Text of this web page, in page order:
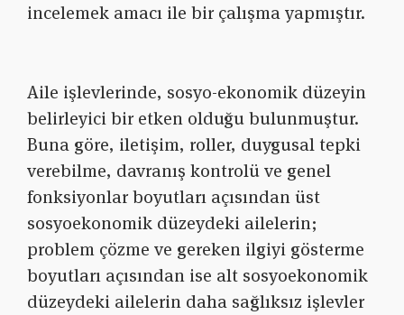
incelemek amacı ile bir çalışma yapmıştır.
Aile işlevlerinde, sosyo-ekonomik düzeyin
belirleyici bir etken olduğu bulunmuştur.
Buna göre, iletişim, roller, duygusal tepki
verebilme, davranış kontrolü ve genel
fonksiyonlar boyutları açısından üst
sosyoekonomik düzeydeki ailelerin;
problem çözme ve gereken ilgiyi gösterme
boyutları açısından ise alt sosyoekonomik
düzeydeki ailelerin daha sağlıksız işlevler